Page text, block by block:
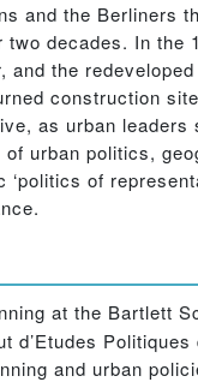
and the Berliners
decades. In the
and the
construction
as urban leaders
urban politics,
of
at the Bartlett
and urban